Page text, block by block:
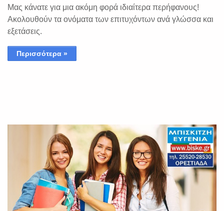
Μας κάνατε για μια ακόμη φορά ιδιαίτερα περήφανους!
Ακολουθούν τα ονόματα των επιτυχόντων ανά γλώσσα και
εξετάσεις.
Περισσότερα »